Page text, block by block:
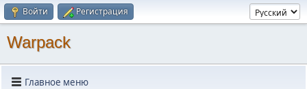
Войти Регистрация
Warpack
Главное меню